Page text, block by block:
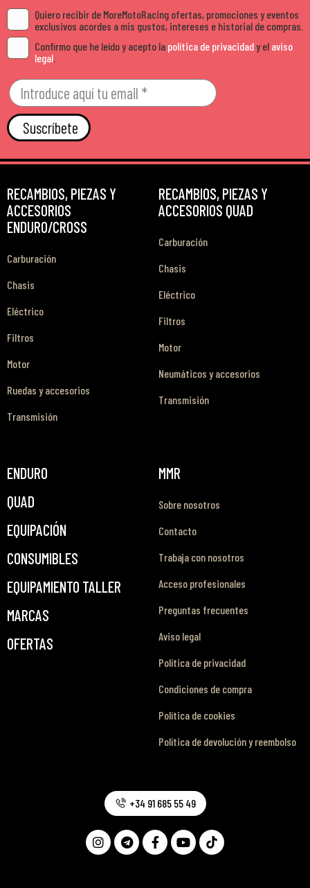
Quiero recibir de MoreMotoRacing ofertas, promociones y eventos
exclusivos acordes a mis gustos, intereses e historial de compras.
Confirmo que he leído y acepto la política de privacidady el aviso
legal
Suscríbete
RECAMBIOS, PIEZAS Y
ACCESORIOS
ENDURO/CROSS
Carburación
Chasis
Eléctrico
Filtros
Motor
Ruedas y accesorios
Transmisión
RECAMBIOS, PIEZAS Y
ACCESORIOS QUAD
Carburación
Chasis
Eléctrico
Filtros
Motor
Neumáticos y accesorios
Transmisión
ENDURO
QUAD
EQUIPACIÓN
CONSUMIBLES
EQUIPAMIENTO TALLER
MARCAS
OFERTAS
MMR
Sobre nosotros
Contacto
Trabaja con nosotros
Acceso profesionales
Preguntas frecuentes
Aviso legal
Política de privacidad
Condiciones de compra
Política de cookies
Política de devolución y reembolso
+34 91 685 55 49